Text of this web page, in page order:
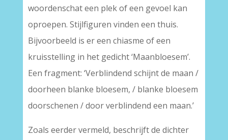
woordenschat een plek of een gevoel kan
oproepen. Stijlfiguren vinden een thuis.
Bijvoorbeeld is er een chiasme of een
kruisstelling in het gedicht ‘Maanbloesem’.
Een fragment: ‘Verblindend schijnt de maan /
doorheen blanke bloesem, / blanke bloesem
doorschenen / door verblindend een maan.’
Zoals eerder vermeld, beschrijft de dichter